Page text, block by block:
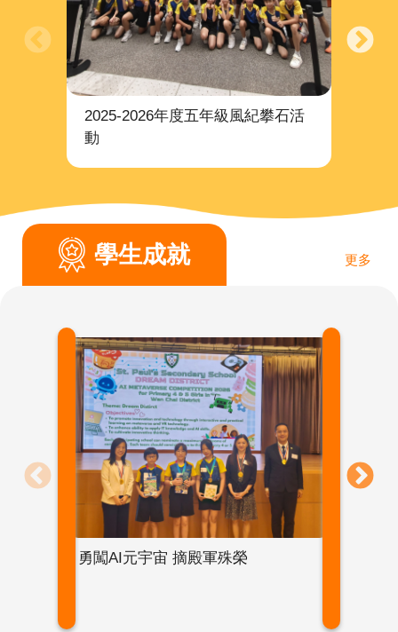
2025-2026年度五年級風紀攀石活
動
更多
學生成就
勇闖AI元宇宙 摘殿軍殊榮